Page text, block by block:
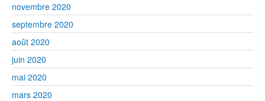
novembre 2020
septembre 2020
août 2020
juin 2020
mai 2020
mars 2020